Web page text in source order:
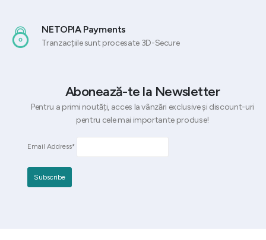
NETOPIA Payments
Tranzacțiile sunt procesate 3D-Secure
Abonează-te la Newsletter
Pentru a primi noutăți, acces la vânzări exclusive și discount-uri
pentru cele mai importante produse!
Email Address*